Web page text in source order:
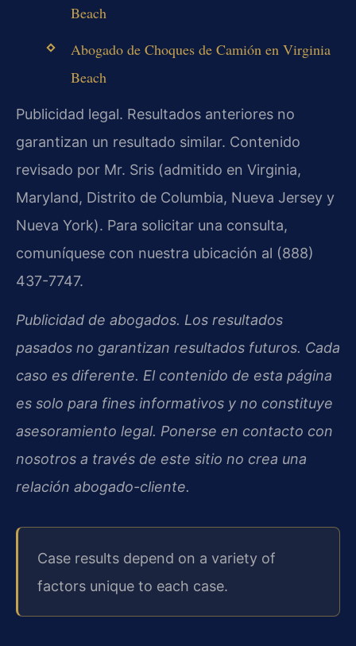
Beach
Abogado de Choques de Camión en Virginia
Beach
Publicidad legal. Resultados anteriores no
garantizan un resultado similar. Contenido
revisado por Mr. Sris (admitido en Virginia,
Maryland, Distrito de Columbia, Nueva Jersey y
Nueva York). Para solicitar una consulta,
comuníquese con nuestra ubicación al (888)
437-7747.
Publicidad de abogados. Los resultados
pasados no garantizan resultados futuros. Cada
caso es diferente. El contenido de esta página
es solo para fines informativos y no constituye
asesoramiento legal. Ponerse en contacto con
nosotros a través de este sitio no crea una
relación abogado-cliente.
Case results depend on a variety of
factors unique to each case.